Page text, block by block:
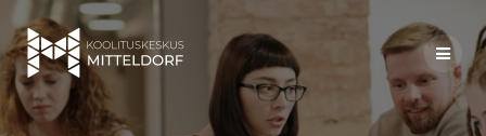
Skip
to
content